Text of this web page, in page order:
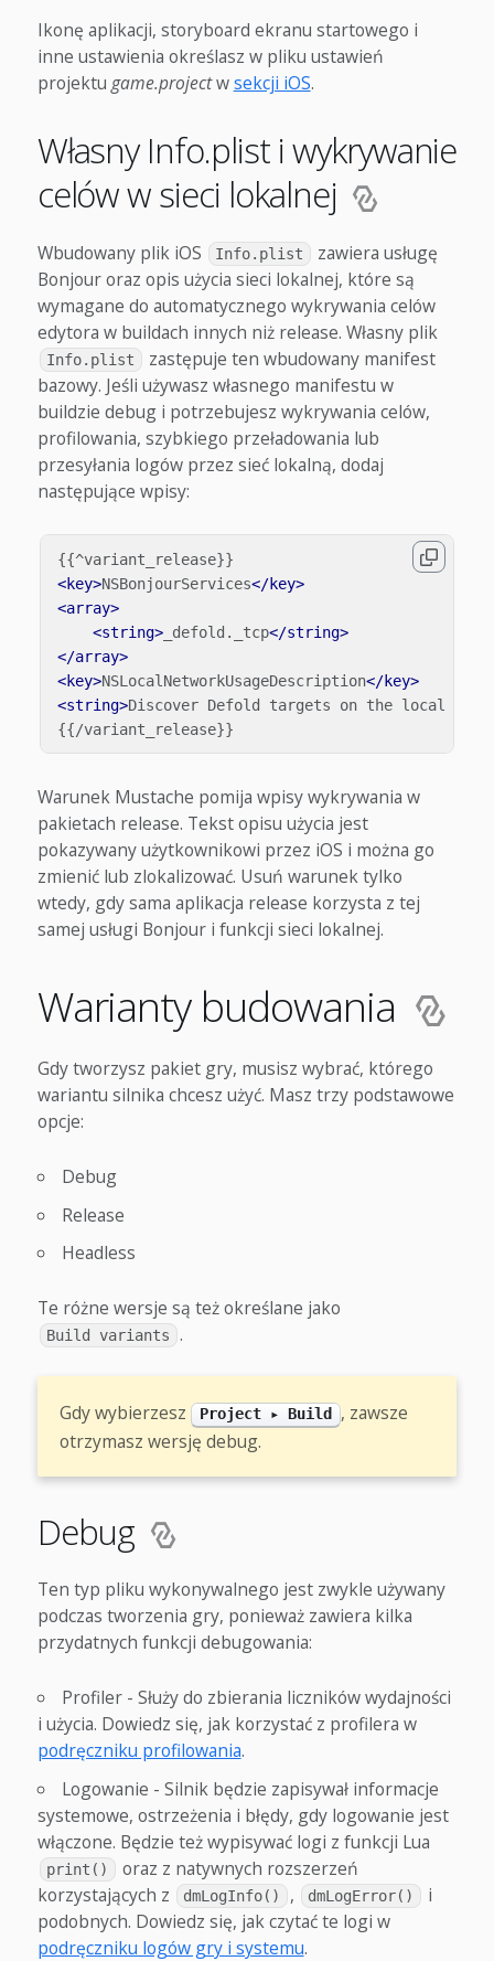
Ikonę aplikacji, storyboard ekranu startowego i
inne ustawienia określasz w pliku ustawień
projektu game.projectwsekcji iOS.
Własny Info.plist i wykrywanie
celów w sieci lokalnej
Wbudowany plik iOS Info.plist
zawiera usługę
Bonjour oraz opis użycia sieci lokalnej, które są
wymagane do automatycznego wykrywania celów
edytora w buildach innych niż release. Własny plik
Info.plist
zastępuje ten wbudowany manifest
bazowy. Jeśli używasz własnego manifestu w
buildzie debug i potrzebujesz wykrywania celów,
profilowania, szybkiego przeładowania lub
przesyłania logów przez sieć lokalną, dodaj
następujące wpisy:
<key>NSBonjourServices</key>
<array>
<string> _defold._tcp</string>
</array>
<key>NSLocalNetworkUsageDescription</key>
<string>Discover Defold targets on the local
Warunek Mustache pomija wpisy wykrywania w
pakietach release. Tekst opisu użycia jest
pokazywany użytkownikowi przez iOS i można go
zmienić lub zlokalizować. Usuń warunek tylko
wtedy, gdy sama aplikacja release korzysta z tej
samej usługi Bonjour i funkcji sieci lokalnej.
Warianty budowania
Gdy tworzysz pakiet gry, musisz wybrać, którego
wariantu silnika chcesz użyć. Masz trzy podstawowe
opcje:
Debug
Release
Headless
Te różne wersje są też określane jako
Build variants .
Gdy wybierzesz Project ▸ Build
, zawsze
otrzymasz wersję debug.
Debug
Ten typ pliku wykonywalnego jest zwykle używany
podczas tworzenia gry, ponieważ zawiera kilka
przydatnych funkcji debugowania:
Profiler - Służy do zbierania liczników wydajności
i użycia. Dowiedz się, jak korzystać z profilera w
podręczniku profilowania.
Logowanie - Silnik będzie zapisywał informacje
systemowe, ostrzeżenia i błędy, gdy logowanie jest
włączone. Będzie też wypisywać logi z funkcji Lua
print()
oraz z natywnych rozszerzeń
korzystających z
dmLogInfo() , dmLogError()
i
podobnych. Dowiedz się, jak czytać te logi w
podręczniku logów gry i systemu.